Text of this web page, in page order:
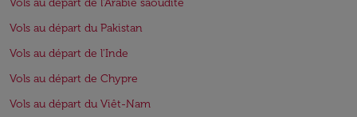
Vols au départ de l'Arabie saoudite
Vols au départ du Pakistan
Vols au départ de l'Inde
Vols au départ de Chypre
Vols au départ du Viêt-Nam